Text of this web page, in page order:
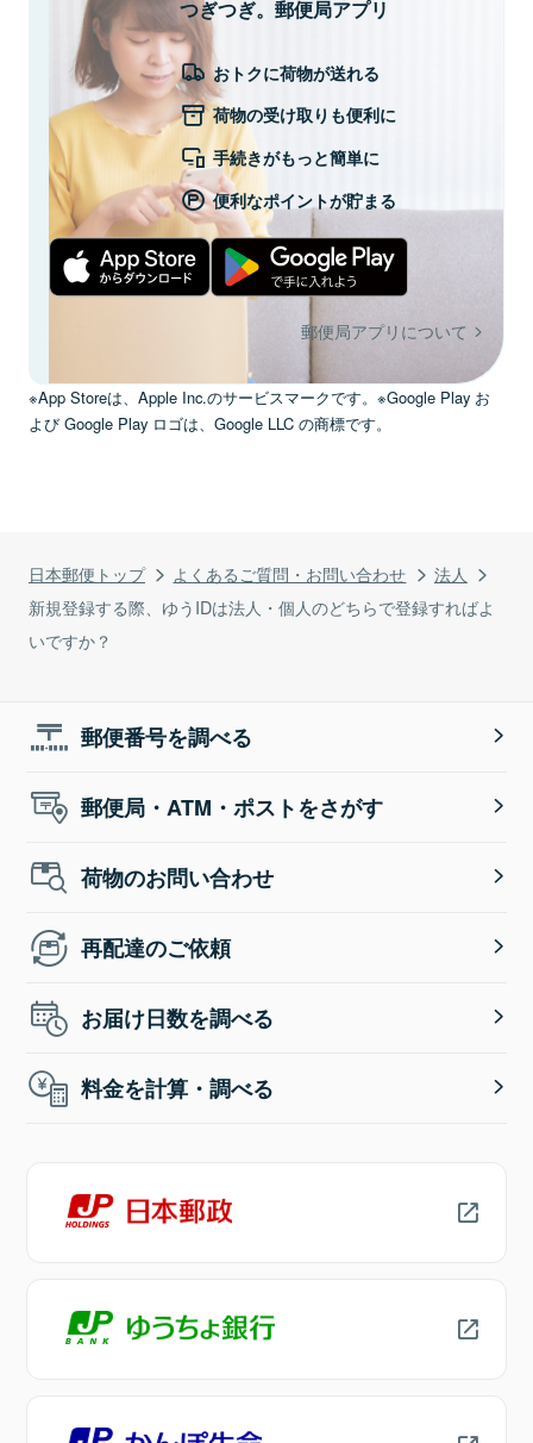
日本郵便トップ よくあるご質問・お問い合わせ
法人
新規登録する際、ゆうIDは法人・個人のどちらで登録すればよ
いですか？
つぎつぎ。郵便局アプリ
おトクに荷物が送れる
荷物の受け取りも便利に
手続きがもっと簡単に
便利なポイントが貯まる
郵便局アプリについて
※App Storeは、Apple Inc.のサービスマークです。※Google Play お
よび Google Play ロゴは、Google LLC の商標です。
郵便番号を調べる
郵便局・ATM・ポストをさがす
荷物のお問い合わせ
再配達のご依頼
お届け日数を調べる
料金を計算・調べる